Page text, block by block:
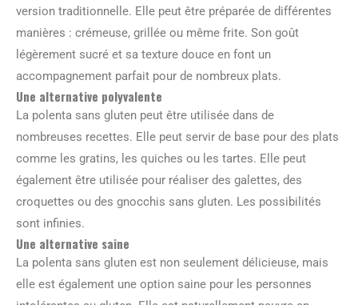
version traditionnelle. Elle peut être préparée de différentes
manières : crémeuse, grillée ou même frite. Son goût
légèrement sucré et sa texture douce en font un
accompagnement parfait pour de nombreux plats.
Une alternative polyvalente
La polenta sans gluten peut être utilisée dans de
nombreuses recettes. Elle peut servir de base pour des plats
comme les gratins, les quiches ou les tartes. Elle peut
également être utilisée pour réaliser des galettes, des
croquettes ou des gnocchis sans gluten. Les possibilités
sont infinies.
Une alternative saine
La polenta sans gluten est non seulement délicieuse, mais
elle est également une option saine pour les personnes